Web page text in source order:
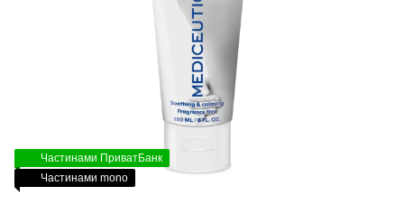
Частинами ПриватБанк
Частинами mono